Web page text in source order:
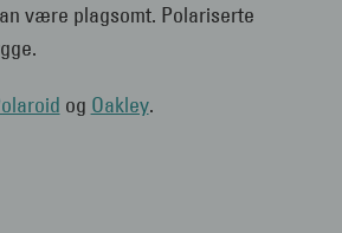
være plagsomt. Polariserte
og Oakley.